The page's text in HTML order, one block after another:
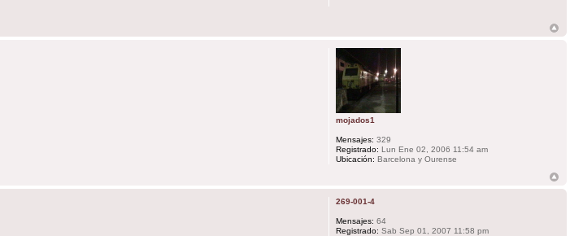
mojados1
Mensajes: 329
Registrado: Lun Ene 02, 2006 11:54 am
Ubicación: Barcelona y Ourense
269-001-4
Mensajes: 64
Registrado: Sab Sep 01, 2007 11:58 pm